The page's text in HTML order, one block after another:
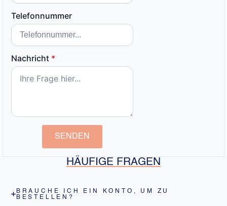
Telefonnummer
Nachricht *
SENDEN
HÄUFIGE FRAGEN
BRAUCHE ICH EIN KONTO, UM ZU
BESTELLEN?